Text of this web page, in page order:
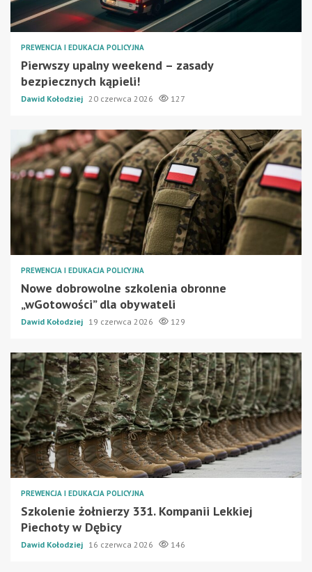
PREWENCJA I EDUKACJA POLICYJNA
Pierwszy upalny weekend – zasady
bezpiecznych kąpieli!
Dawid Kołodziej 20 czerwca 2026 127
PREWENCJA I EDUKACJA POLICYJNA
Nowe dobrowolne szkolenia obronne
„wGotowości” dla obywateli
Dawid Kołodziej 19 czerwca 2026 129
PREWENCJA I EDUKACJA POLICYJNA
Szkolenie żołnierzy 331. Kompanii Lekkiej
Piechoty w Dębicy
Dawid Kołodziej 16 czerwca 2026 146